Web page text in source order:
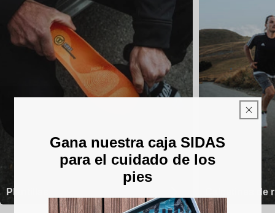
Plantillas Calcetines de
Gana nuestra caja SIDAS
para el cuidado de los
pies